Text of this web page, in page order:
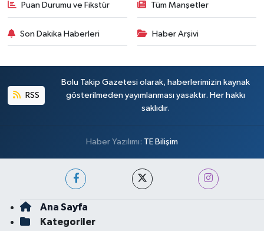
Puan Durumu ve Fikstür Tüm Manşetler
Son Dakika Haberleri Haber Arşivi
RSS
Bolu Takip Gazetesi olarak, haberlerimizin kaynak
gösterilmeden yayımlanması yasaktır. Her hakkı
saklıdır.
Haber Yazılımı: TE Bilişim
Ana Sayfa
Kategoriler